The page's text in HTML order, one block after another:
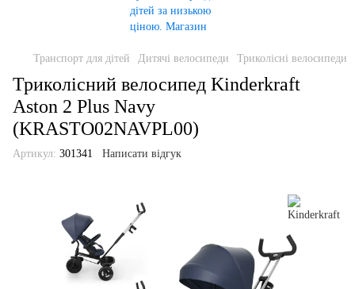
Транспорт для дітей Дитячі велосипеди Триколісні велосипеди
Триколісний велосипед Kinderkraft
Aston 2 Plus Navy
(KRASTO02NAVPL00)
Артикул: 301341 Написати відгук